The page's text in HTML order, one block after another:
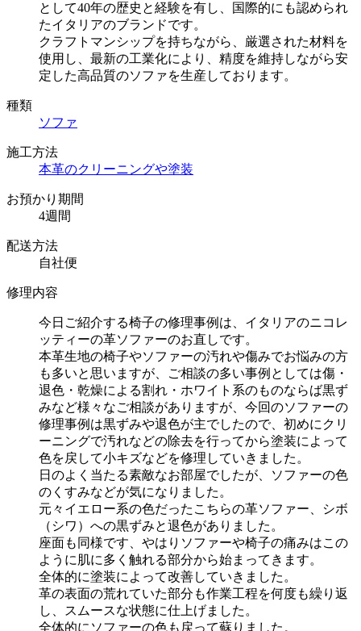
として40年の歴史と経験を有し、国際的にも認められ
たイタリアのブランドです。
クラフトマンシップを持ちながら、厳選された材料を
使用し、最新の工業化により、精度を維持しながら安
定した高品質のソファを生産しております。
種類
ソファ
施工方法
本革のクリーニングや塗装
お預かり期間
4週間
配送方法
自社便
修理内容
今日ご紹介する椅子の修理事例は、イタリアのニコレ
ッティーの革ソファーのお直しです。
本革生地の椅子やソファーの汚れや傷みでお悩みの方
も多いと思いますが、ご相談の多い事例としては傷・
退色・乾燥による割れ・ホワイト系のものならば黒ず
みなど様々なご相談がありますが、今回のソファーの
修理事例は黒ずみや退色が主でしたので、初めにクリ
ーニングで汚れなどの除去を行ってから塗装によって
色を戻して小キズなどを修理していきました。
日のよく当たる素敵なお部屋でしたが、ソファーの色
のくすみなどが気になりました。
元々イエロー系の色だったこちらの革ソファー、シボ
（シワ）への黒ずみと退色がありました。
座面も同様です、やはりソファーや椅子の痛みはこの
ように肌に多く触れる部分から始まってきます。
全体的に塗装によって改善していきました。
革の表面の荒れていた部分も作業工程を何度も繰り返
し、スムースな状態に仕上げました。
全体的にソファーの色も戻って蘇りました。